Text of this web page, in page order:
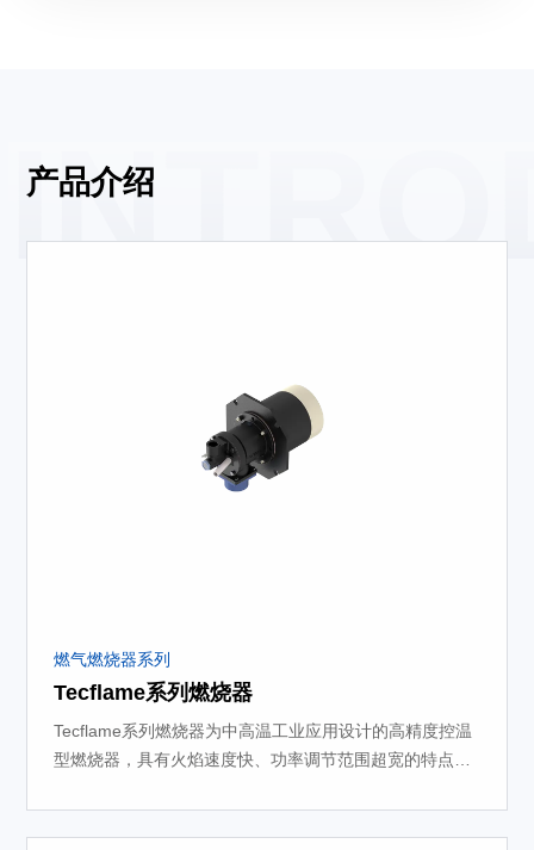
产品介绍
燃气燃烧器系列
Tecflame系列燃烧器
Tecflame系列燃烧器为中高温工业应用设计的高精度控温
型燃烧器，具有火焰速度快、功率调节范围超宽的特点，